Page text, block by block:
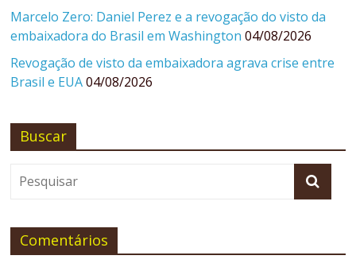
Marcelo Zero: Daniel Perez e a revogação do visto da
embaixadora do Brasil em Washington 04/08/2026
Revogação de visto da embaixadora agrava crise entre
Brasil e EUA 04/08/2026
Buscar
Comentários